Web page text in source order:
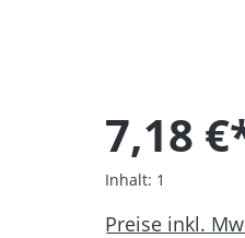
7,18
Inhalt: 1
Preise inkl.